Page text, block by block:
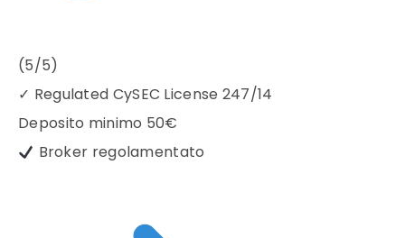
(5/5)
✓ Regulated CySEC License 247/14
Deposito minimo 50€
Broker regolamentato